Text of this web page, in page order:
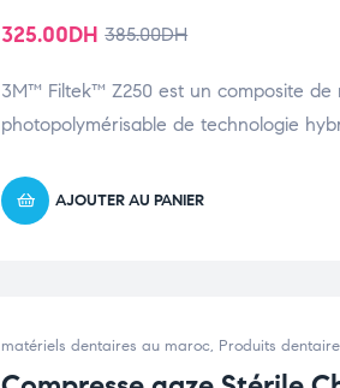
385.00DH
325.00DH
3M™ Filtek™ Z250 est un composite de
photopolymérisable de technologie
AJOUTER AU PANIER
matériels dentaires au maroc, Produits